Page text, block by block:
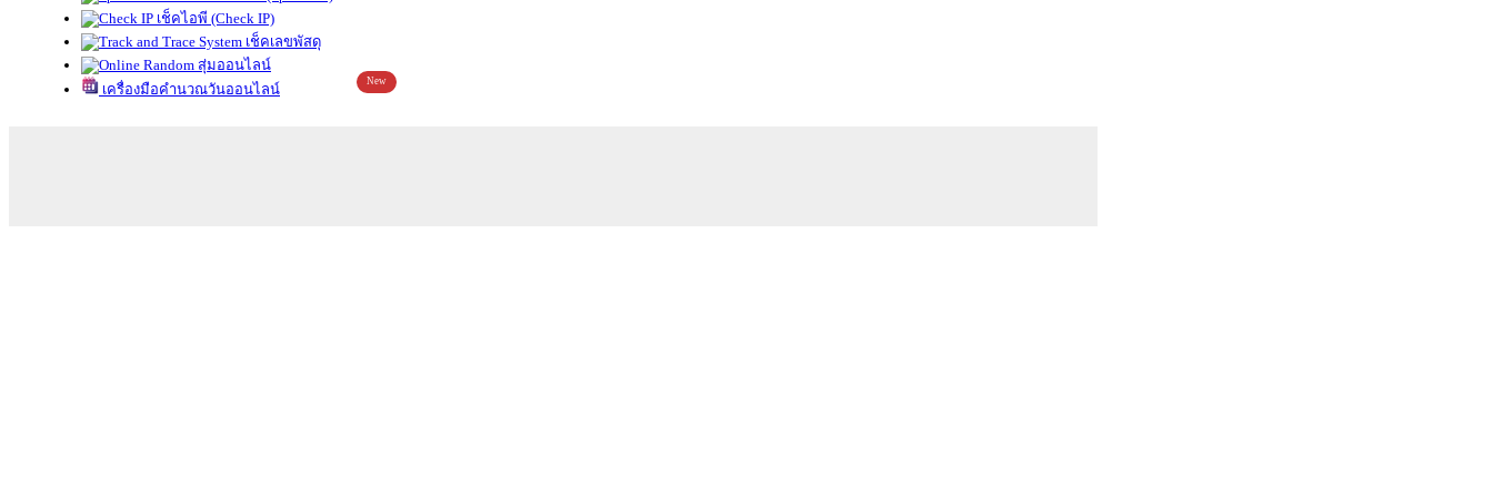
เช็คไอพี (Check IP)
เช็คเลขพัสดุ
สุ่มออนไลน์
เครื่องมือคำนวณวันออนไลน์
New